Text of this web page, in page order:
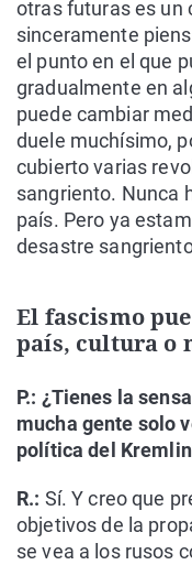
otras futuras es un
sinceramente
el punto en el que
gradualmente en
puede cambiar
duele muchísimo,
cubierto varias
sangriento. Nunca
país. Pero ya
desastre
El fascismo
país, cultura o
P.: ¿Tienes la
mucha gente solo
política del
R.: Sí. Y creo que
objetivos de la
se vea a los rusos